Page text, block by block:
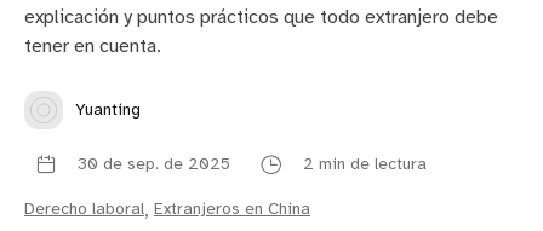
explicación y puntos prácticos que todo extranjero debe
tener en cuenta.
Yuanting
30 de sep. de 2025 2 min de lectura
Derecho laboral, Extranjeros en China